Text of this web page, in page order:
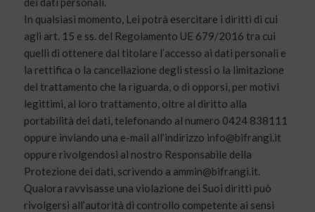
In qualsiasi momento, Lei potrà esercitare i diritti di cui
agli art. 15 e ss. del Regolamento UE 679/2016 tra cui
quelli di ottenere dal titolare l’accesso ai dati personali e
la rettifica o la cancellazione degli stessi o la limitazione
del trattamento che la riguarda, o di opporsi, per motivi
legittimi, al loro trattamento, oltre al diritto alla
portabilità dei dati, telefonando al numero 0424 838111
oppure inviando una e-mail all’indirizzo info@bifrangi.it
oppure rivolgendosi al nostro Responsabile della
Protezione dei dati, scrivendo a ammin@bifrangi.it.
Qualora ravvisasse una violazione dei Suoi diritti può
rivolgersi all’autorità di controllo competente ai sensi